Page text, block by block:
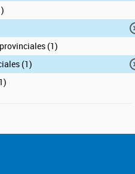
(1)
(1)